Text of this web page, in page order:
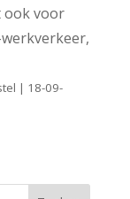
ook voor
| 18-09-